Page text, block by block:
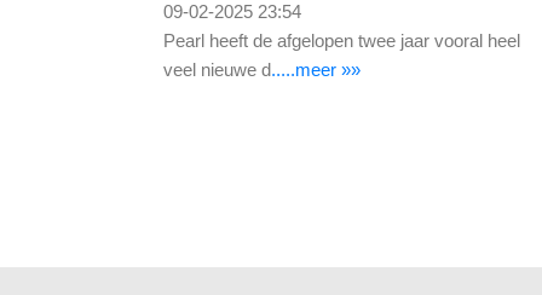
09-02-2025 23:54
Pearl heeft de afgelopen twee jaar vooral heel
veel nieuwe d.....meer »»